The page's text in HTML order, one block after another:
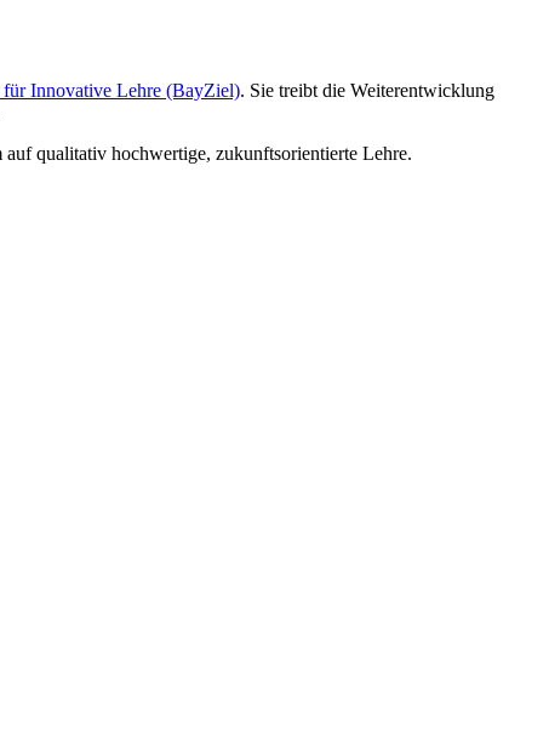
für Innovative Lehre (BayZiel). Sie treibt die Weiterentwicklung
qualitativ hochwertige, zukunftsorientierte Lehre.